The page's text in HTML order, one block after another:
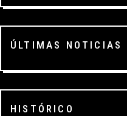
ÚLTIMAS NOTICIAS
HISTÓRICO